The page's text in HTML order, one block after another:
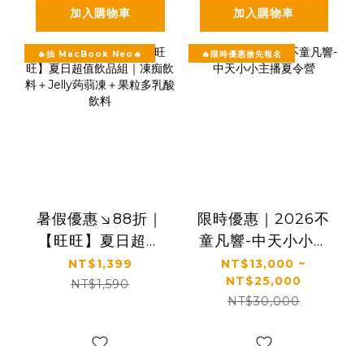
加入購物車 加入購物車
🔥抽 MacBook Neo🔥
暑假優惠↘88折｜
【旺旺】夏日超值
飲品組｜凍痴飲料
＋Jelly蒟蒻凍＋果
NT$1,399
NT$1,590
🔥限時優惠搶先報名
限時優惠｜2026不
童凡響-中天小小主
播夏令營
NT$13,000 ~
NT$25,000
NT$30,000